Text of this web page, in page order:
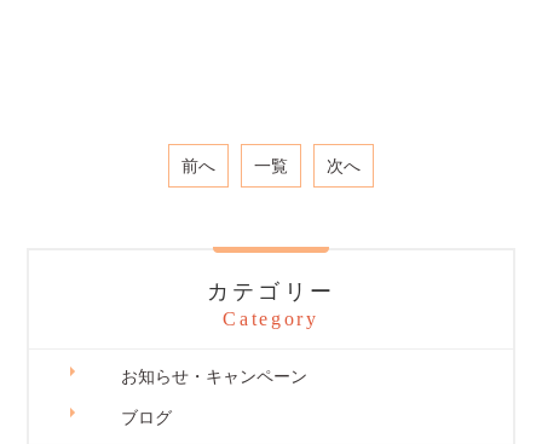
前へ 一覧 次へ
カテゴリー
Category
お知らせ・キャンペーン
ブログ